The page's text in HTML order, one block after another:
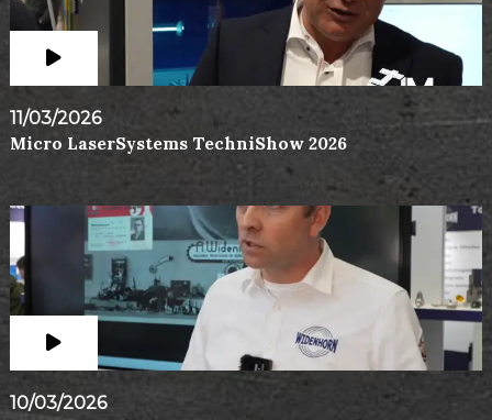
11/03/2026
Micro LaserSystems TechniShow 2026
10/03/2026